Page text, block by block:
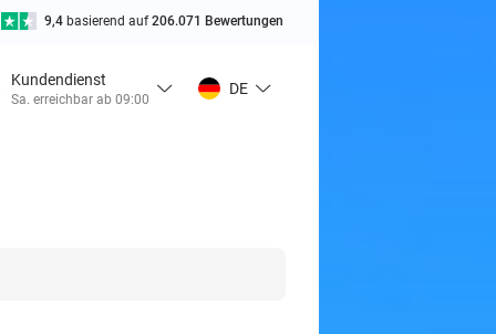
9,4 basierend auf206.071 Bewertungen
Kundendienst
Sa. erreichbar ab 09:00
DE